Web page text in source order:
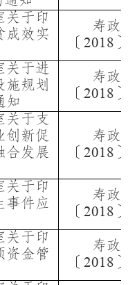
关于印
成效实
寿政
〔 2018 〕
关于进
施规划
知
寿政
〔 2018 〕
关于支
创新促
合发展
寿政
〔 2018 〕
关于印
事件应
寿政
〔 2018 〕
关于印
资金管
寿政
〔 2018 〕